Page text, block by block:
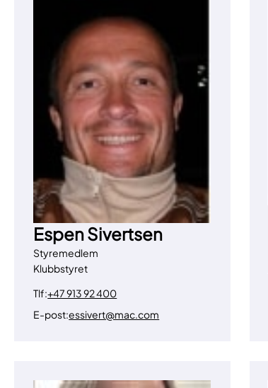
Espen Sivertsen
Styremedlem
Klubbstyret
Tlf:+47 913 92 400
E-post:essivert@mac.com